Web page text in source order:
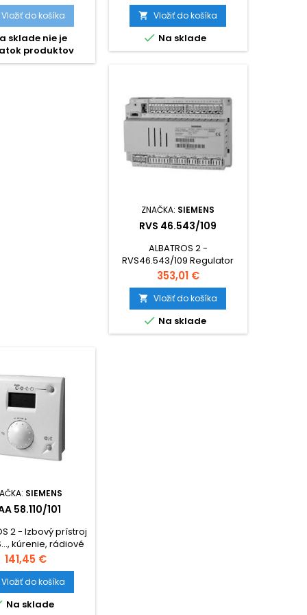
Vložiť do košíka
sklade nie je
produktov
 Vložiť do košíka
 Na sklade
ZNAČKA: SIEMENS
RVS 46.543/109
ALBATROS 2 -
RVS46.543/109 Regulator
pre 1 zmies. okruh UK, TUV,
LPB-zber.,1x MF vystup,so
svorkov
Cena
353,01 €
 Vložiť do košíka
 Na sklade
SIEMENS
58.110/101
2 - Izbový prístroj
kúrenie, rádiové
BSB, jednoduchý
displej
Cena
141,45 €
Vložiť do košíka
Na sklade